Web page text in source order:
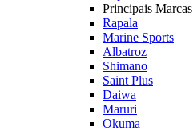
Principais Marcas
Rapala
Marine Sports
Albatroz
Shimano
Saint Plus
Daiwa
Maruri
Okuma